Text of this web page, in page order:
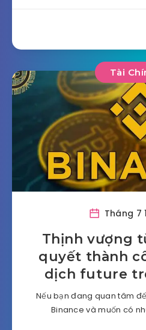
Tài
Tháng 7
Thịnh vượng
quyết thành
dịch future
Nếu bạn đang quan tâm
Binance và muốn có